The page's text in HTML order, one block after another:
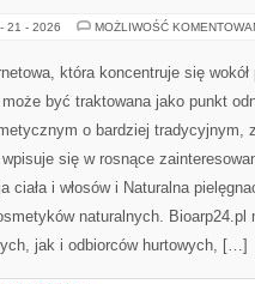
21 - 2026 MOŻLIWOŚĆ
która koncentruje się
być traktowana jako punkt
o bardziej tradycyjnym,
się w rosnące
ciała i włosów i Naturalna
naturalnych. Bioarp24.pl
jak i odbiorców hurtowych, […]